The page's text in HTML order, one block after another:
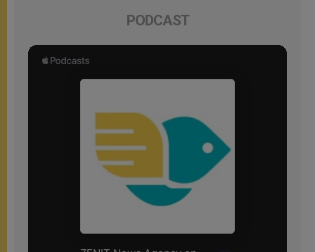
PODCAST